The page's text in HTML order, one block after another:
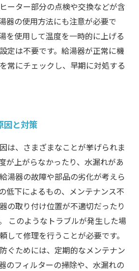
ーター部分の点検や交換などが含
器の使用方法にも注意が必要で
を使用して温度を一時的に上げる
定は不要です。給湯器が正常に機
常にチェックし、早期に対処する
因と対策
は、さまざまなことが挙げられま
が上がらなかったり、水漏れがあ
湯器の故障や部品の劣化が考えら
低下によるもの、メンテナンス不
の取り付け位置が不適切だったり
このようなトラブルが発生した場
して修理を行うことが必要です。
ぐためには、定期的なメンテナン
のフィルターの掃除や、水漏れの